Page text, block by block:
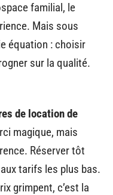
familial, le
Mais sous
équation : choisir
sur la qualité.
de location de
magique, mais
Réserver tôt
tarifs les plus bas.
grimpent, c’est la